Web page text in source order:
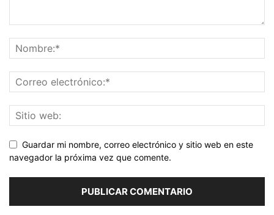
Guardar mi nombre, correo electrónico y sitio web en este
navegador la próxima vez que comente.